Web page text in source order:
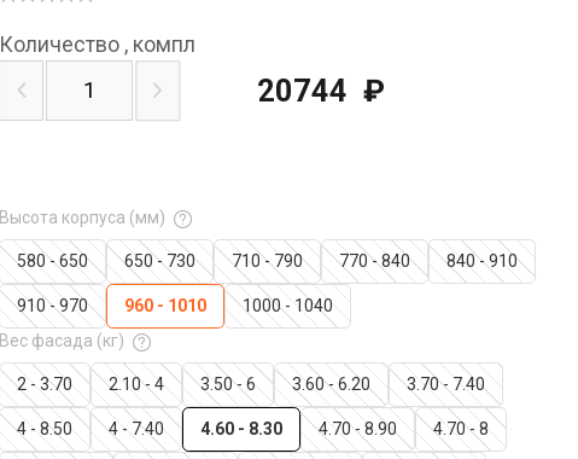
Высота корпуса (мм)
580 - 650 650 - 730 710 - 790 770 - 840 840 - 910
910 - 970 960 - 1010
1000 - 1040
Вес фасада (кг)
2 - 3.70 2.10 - 4 3.50 - 6 3.60 - 6.20 3.70 - 7.40
4 - 8.50 4 - 7.40 4.60 - 8.30 4.70 - 8.90 4.70 - 8
Количество , компл
20744 ₽